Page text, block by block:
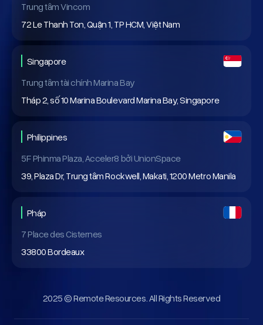
Trung tâm Vincom
72 Le Thanh Ton, Quận 1, TP HCM, Việt Nam
Singapore
Trung tâm tài chính Marina Bay
Tháp 2, số 10 Marina Boulevard Marina Bay, Singapore
Philippines
5F Phinma Plaza, Acceler8 bởi UnionSpace
39, Plaza Dr, Trung tâm Rockwell, Makati, 1200 Metro Manila
Pháp
7 Place des Cisternes
33800 Bordeaux
2025 © Remote Resources. All Rights Reserved